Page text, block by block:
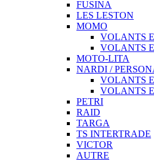
FUSINA
LES LESTON
MOMO
VOLANTS
VOLANTS
MOTO-LITA
NARDI /
VOLANTS
VOLANTS
PETRI
RAID
TARGA
TS INTERTRADE
VICTOR
AUTRE